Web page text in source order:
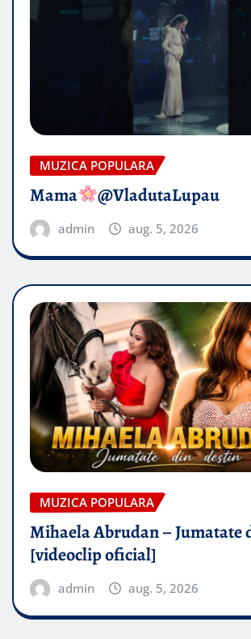
MUZICA POPULARA
Mama @VladutaLupau
admin aug. 5, 2026
MUZICA POPULARA
Mihaela Abrudan – Jumatate
[videoclip oficial]
admin aug. 5, 2026